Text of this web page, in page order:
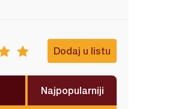
Dodaj u listu
Najpopularniji